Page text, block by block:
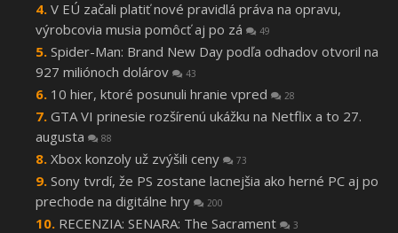
V EÚ začali platiť nové pravidlá práva na opravu,
výrobcovia musia pomôcť aj po zá
49
Spider-Man: Brand New Day podľa odhadov otvoril na
927 miliónoch dolárov
43
10 hier, ktoré posunuli hranie vpred 28
GTA VI prinesie rozšírenú ukážku na Netflix a to 27.
augusta
88
Xbox konzoly už zvýšili ceny 73
Sony tvrdí, že PS zostane lacnejšia ako herné PC aj po
prechode na digitálne hry
200
RECENZIA: SENARA: The Sacrament 3